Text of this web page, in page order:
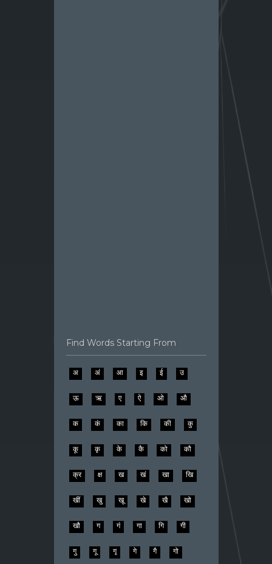
Find Words Starting From
अ अं आ इ ई उ
ऊ ऋ ए ऐ ओ औ
क कं का कि की कु
कू कृ के कै को कौ
क्र क्ष ख खं खा खि
खीं खु खू खे खै खो
खौ ग गं गा गि गी
गु गू गृ गे गै गो